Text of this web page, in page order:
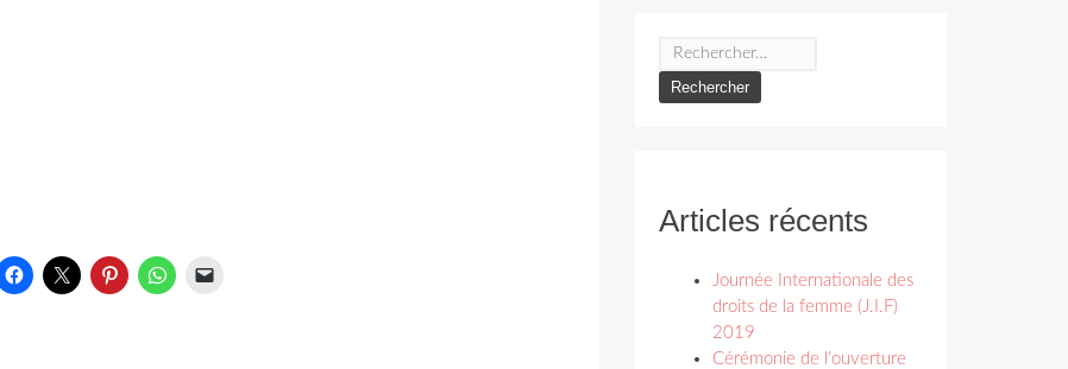
Rechercher :
Articles récents
Journée Internationale des
droits de la femme (J.I.F)
2019
Cérémonie de l’ouverture